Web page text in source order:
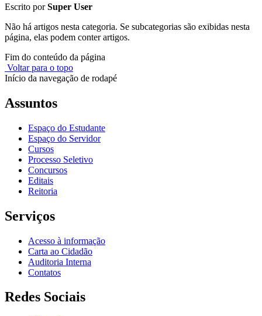
Escrito porSuper User
Não há artigos nesta categoria. Se subcategorias são exibidas nesta
página, elas podem conter artigos.
Fim do conteúdo da página
Voltar para o topo
Início da navegação de rodapé
Assuntos
Espaço do Estudante
Espaço do Servidor
Cursos
Processo Seletivo
Concursos
Editais
Reitoria
Serviços
Acesso à informação
Carta ao Cidadão
Auditoria Interna
Contatos
Redes Sociais